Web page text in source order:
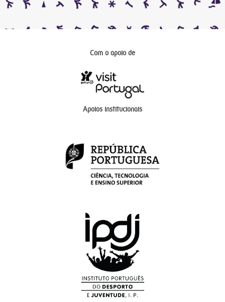
Com o apoio de
Apoios institucionais